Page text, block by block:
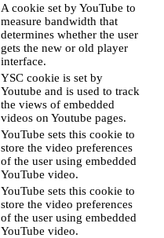
A cookie set by YouTube to
measure bandwidth that
determines whether the user
gets the new or old player
interface.
YSC cookie is set by
Youtube and is used to track
the views of embedded
videos on Youtube pages.
YouTube sets this cookie to
store the video preferences
of the user using embedded
YouTube video.
YouTube sets this cookie to
store the video preferences
of the user using embedded
YouTube video.